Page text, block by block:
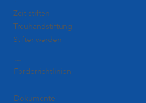
Stiften
Zeit stiften
Treuhandstiftung
Stifter werden
Förderung
Förderrichtlinien
Downloads
Dokumente